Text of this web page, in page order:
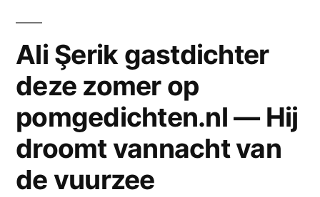
waar
bloemen
zijn
Ali Şerik gastdichter
deze zomer op
pomgedichten.nl — Hij
droomt vannacht van
de vuurzee